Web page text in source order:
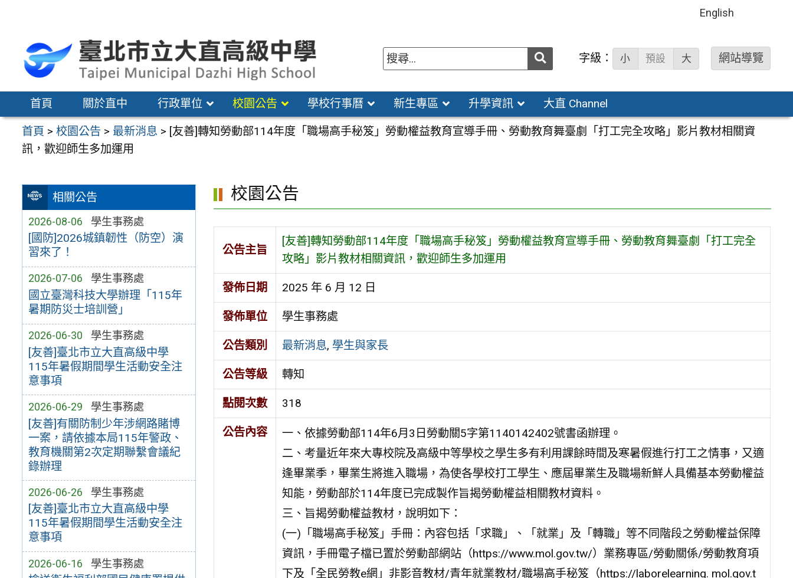
區
English
送出 字級： 小 預設 大 網站導覽
首頁 關於直中 行政單位 校園公告 學校行事曆 新生專區 升學資訊 大直 Channel
首頁 >校園公告 > 最新消息 > [友善]轉知勞動部114年度「職場高手秘笈」勞動權益教育宣導手冊、勞動教育舞臺劇「打工完全攻略」影片教材相關資
訊，歡迎師生多加運用
相關公告
2026-08-06 學生事務處
[國防]2026城鎮韌性（防空）演
習來了！
2026-07-06 學生事務處
國立臺灣科技大學辦理「115年
暑期防災士培訓營」
2026-06-30 學生事務處
[友善]臺北市立大直高級中學
115年暑假期間學生活動安全注
意事項
2026-06-29 學生事務處
[友善]有關防制少年涉網路賭博
一案，請依據本局115年警政、
教育機關第2次定期聯繫會議紀
錄辦理
2026-06-26 學生事務處
[友善]臺北市立大直高級中學
115年暑假期間學生活動安全注
意事項
2026-06-16 學生事務處
校園公告
公告主旨
[友善]轉知勞動部114年度「職場高手秘笈」勞動權益教育宣導手冊、勞動教育舞臺劇「打工完全
攻略」影片教材相關資訊，歡迎師生多加運用
發佈日期 2025 年 6 月 12 日
發佈單位 學生事務處
公告類別 最新消息, 學生與家長
公告等級 轉知
點閱次數 318
公告內容
一、依據勞動部114年6月3日勞動關5字第1140142402號書函辦理。
二、考量近年來大專校院及高級中等學校之學生多有利用課餘時間及寒暑假進行打工之情事，又適
逢畢業季，畢業生將進入職場，為使各學校打工學生、應屆畢業生及職場新鮮人具備基本勞動權益
知能，勞動部於114年度已完成製作旨揭勞動權益相關教材資料。
三、旨揭勞動權益教材，說明如下：
(一)「職場高手秘笈」手冊：內容包括「求職」、「就業」及「轉職」等不同階段之勞動權益保障
資訊，手冊電子檔已置於勞動部網站（https://www.mol.gov.tw/）業務專區/勞動關係/勞動教育項
下及「全民勞教e網」非影音教材/青年就業教材/職場高手秘笈（https://laborelearning. mol.gov.t